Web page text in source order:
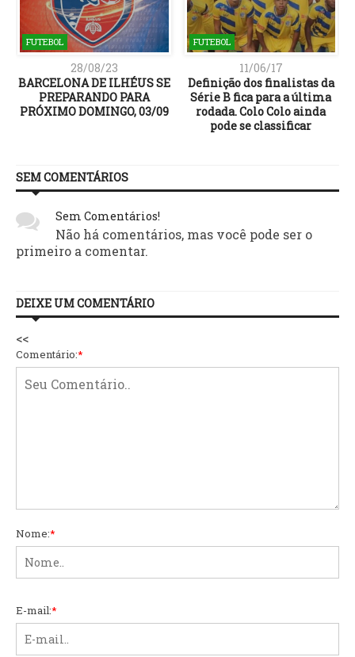
FUTEBOL
28/08/23
BARCELONA DE ILHÉUS SE
PREPARANDO PARA
PRÓXIMO DOMINGO, 03/09
FUTEBOL
11/06/17
Definição dos finalistas da
Série B fica para a última
rodada. Colo Colo ainda
pode se classificar
SEM COMENTÁRIOS
Sem Comentários!
Não há comentários, mas você pode ser o
primeiro a comentar.
DEIXE UM COMENTÁRIO
<<
Comentário:*
Nome:*
E-mail:*